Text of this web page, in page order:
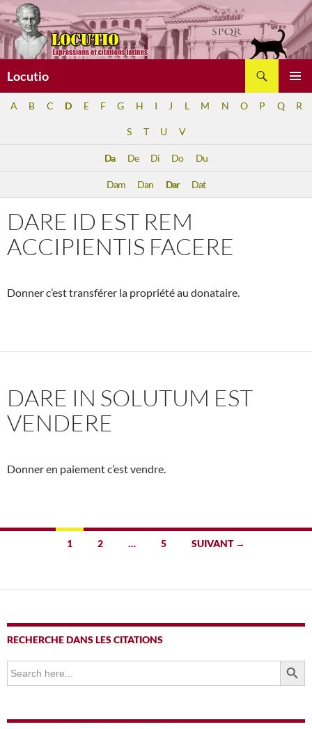
Aller
au
contenu
Locutio
A B C D E F G H I J L M N O P Q R
S T U V
Da De Di Do Du
Dam Dan Dar Dat
DARE ID EST REM
ACCIPIENTIS FACERE
Donner c’est transférer la propriété au donataire.
DARE IN SOLUTUM EST
VENDERE
Donner en paiement c’est vendre.
Navigation
articles
1 2 … 5 SUIVANT →
RECHERCHE DANS LES CITATIONS
Search
for:
SEARCH